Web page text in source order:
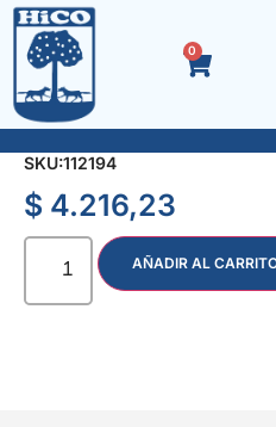
0
LLAVE T HEXAG. CORTA
SKU:112194
$ 4.216,23
AÑADIR AL